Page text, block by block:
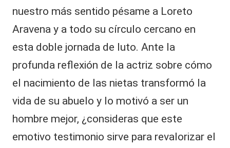
nuestro más sentido pésame a Loreto
Aravena y a todo su círculo cercano en
esta doble jornada de luto. Ante la
profunda reflexión de la actriz sobre cómo
el nacimiento de las nietas transformó la
vida de su abuelo y lo motivó a ser un
hombre mejor, ¿consideras que este
emotivo testimonio sirve para revalorizar el